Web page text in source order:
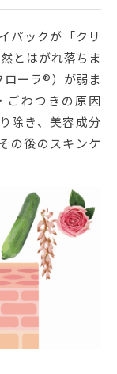
パックが「クリ
とはがれ落ちま
ローラ®）が弱ま
ごわつきの原因
除き、美容成分
の後のスキンケ